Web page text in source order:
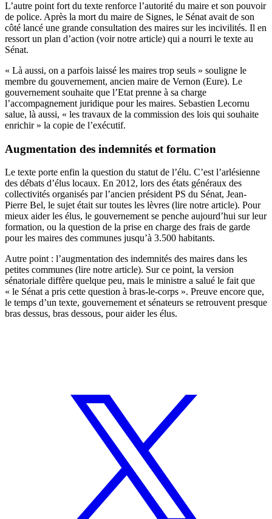
L’autre point fort du texte renforce l’autorité du maire et son pouvoir
de police. Après la mort du maire de Signes, le Sénat avait de son
côté lancé une grande consultation des maires sur les incivilités. Il en
ressort un plan d’action (voir notre article) qui a nourri le texte au
Sénat.
« Là aussi, on a parfois laissé les maires trop seuls » souligne le
membre du gouvernement, ancien maire de Vernon (Eure). Le
gouvernement souhaite que l’Etat prenne à sa charge
l’accompagnement juridique pour les maires. Sebastien Lecornu
salue, là aussi, « les travaux de la commission des lois qui souhaite
enrichir » la copie de l’exécutif.
Augmentation des indemnités et formation
Le texte porte enfin la question du statut de l’élu. C’est l’arlésienne
des débats d’élus locaux. En 2012, lors des états généraux des
collectivités organisés par l’ancien président PS du Sénat, Jean-
Pierre Bel, le sujet était sur toutes les lèvres (lire notre article). Pour
mieux aider les élus, le gouvernement se penche aujourd’hui sur leur
formation, ou la question de la prise en charge des frais de garde
pour les maires des communes jusqu’à 3.500 habitants.
Autre point : l’augmentation des indemnités des maires dans les
petites communes (lire notre article). Sur ce point, la version
sénatoriale diffère quelque peu, mais le ministre a salué le fait que
« le Sénat a pris cette question à bras-le-corps ». Preuve encore que,
le temps d’un texte, gouvernement et sénateurs se retrouvent presque
bras dessus, bras dessous, pour aider les élus.